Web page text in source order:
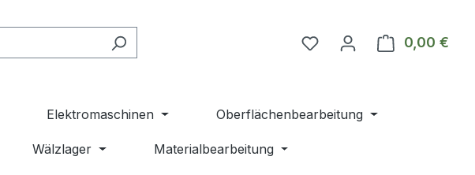
Du hast 0 Produkte auf
0,00 €
Elektromaschinen Oberflächenbearbeitung
Wälzlager Materialbearbeitung